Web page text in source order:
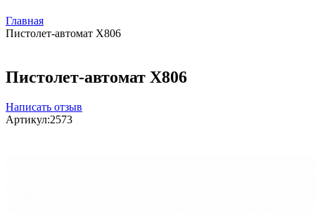
Главная
Пистолет-автомат Х806
Пистолет-автомат Х806
Написать отзыв
Артикул:2573